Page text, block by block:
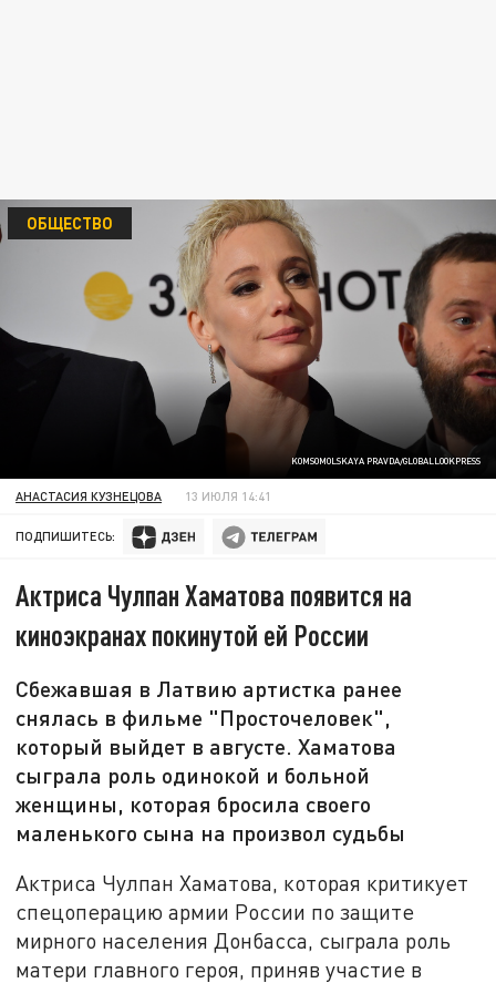
KOMSOMOLSKAYA PRAVDA/GLOBALLOOKPRESS
ОБЩЕСТВО
АНАСТАСИЯ КУЗНЕЦОВА 13 ИЮЛЯ 14:41
ПОДПИШИТЕСЬ:
Актриса Чулпан Хаматова появится на
киноэкранах покинутой ей России
Сбежавшая в Латвию артистка ранее
снялась в фильме "Просточеловек",
который выйдет в августе. Хаматова
сыграла роль одинокой и больной
женщины, которая бросила своего
маленького сына на произвол судьбы
Актриса Чулпан Хаматова, которая критикует
спецоперацию армии России по защите
мирного населения Донбасса, сыграла роль
матери главного героя, приняв участие в